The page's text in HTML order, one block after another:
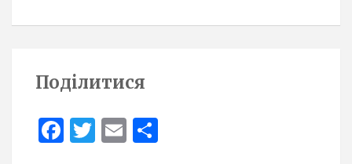
Поділитися
Face
Twit
Ema